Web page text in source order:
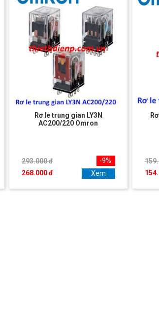
Rơ le trung gian LY3N
AC200/220 Omron
293.000 đ
268.000 đ
-9%
Xem